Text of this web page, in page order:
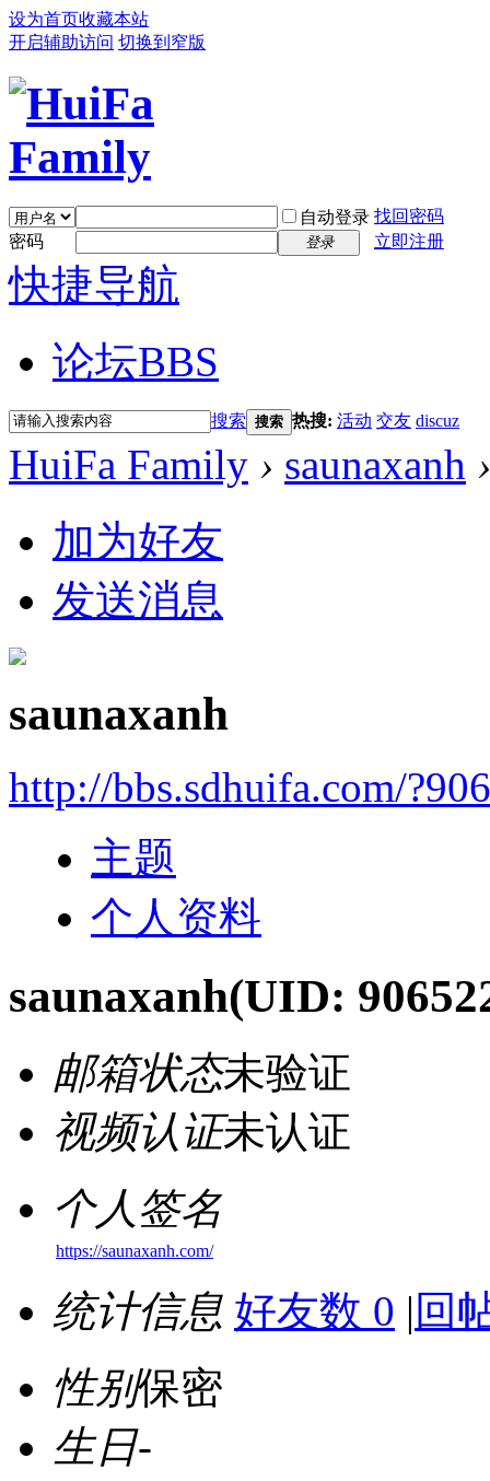
设为首页收藏本站
开启辅助访问 切换到窄版
自动登录 找回密码
密码
登录 立即注册
快捷导航
论坛BBS
搜索 搜索 热搜: 活动 交友 discuz
HuiFa Family › saunaxanh ›
加为好友
发送消息
saunaxanh
http://bbs.sdhuifa.com/
主题
个人资料
saunaxanh(UID:
邮箱状态未验证
视频认证未认证
个人签名
https://saunaxanh.com/
统计信息 好友数 0 | 回
性别保密
生日-